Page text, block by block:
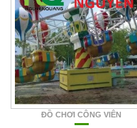
ĐỒ CHƠI CÔNG VIÊN